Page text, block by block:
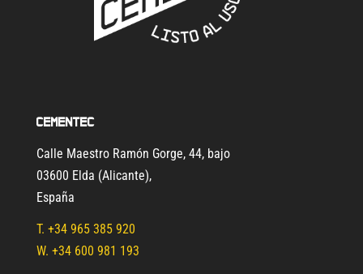
Cementec
Calle Maestro Ramón Gorge, 44, bajo
03600 Elda (Alicante),
España
T. +34 965 385 920
W. +34 600 981 193